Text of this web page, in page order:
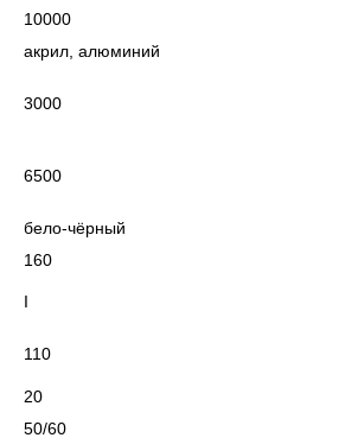
10000
акрил, алюминий
3000
6500
бело-чёрный
160
І
110
20
50/60